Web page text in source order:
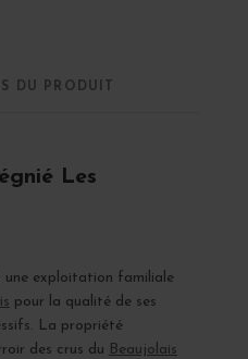
DU PRODUIT
Les
une exploitation familiale
pour la qualité de ses
La propriété
des crus du Beaujolais